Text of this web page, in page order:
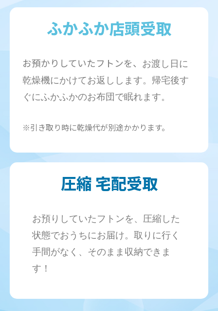
ふかふか店頭受取
お預かりしていたフトンを、
お渡し日に
乾燥機にかけてお返しします。帰宅後す
ぐにふかふかのお布団で眠れます。
※引き取り時に乾燥代が別途かかります。
圧縮 宅配受取
お預りしていたフトンを、圧縮した
状態でおうちにお届け。取りに行く
手間がなく、そのまま収納できま
す！